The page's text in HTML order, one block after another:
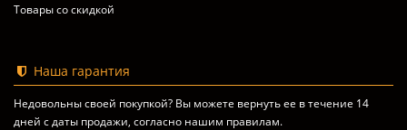
Товары со скидкой
Наша гарантия
Недовольны своей покупкой? Вы можете вернуть ее в течение 14
дней с даты продажи, согласно нашим правилам.